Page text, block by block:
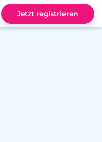
Jetzt registrieren